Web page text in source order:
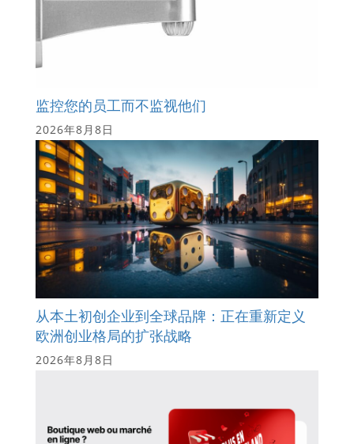
监控您的员工而不监视他们
2026年8月8日
从本土初创企业到全球品牌：正在重新定义
欧洲创业格局的扩张战略
2026年8月8日